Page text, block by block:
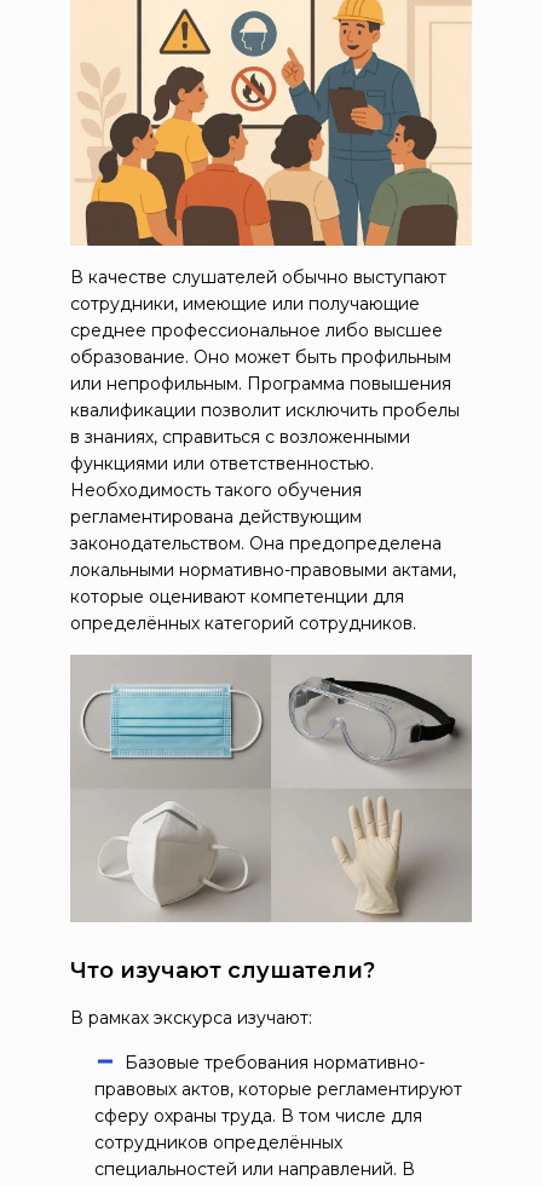
В качестве слушателей обычно выступают
сотрудники, имеющие или получающие
среднее профессиональное либо высшее
образование. Оно может быть профильным
или непрофильным. Программа повышения
квалификации позволит исключить пробелы
в знаниях, справиться с возложенными
функциями или ответственностью.
Необходимость такого обучения
регламентирована действующим
законодательством. Она предопределена
локальными нормативно-правовыми актами,
которые оценивают компетенции для
определённых категорий сотрудников.
Что изучают слушатели?
В рамках экскурса изучают:
Базовые требования нормативно-
правовых актов, которые регламентируют
сферу охраны труда. В том числе для
сотрудников определённых
специальностей или направлений. В